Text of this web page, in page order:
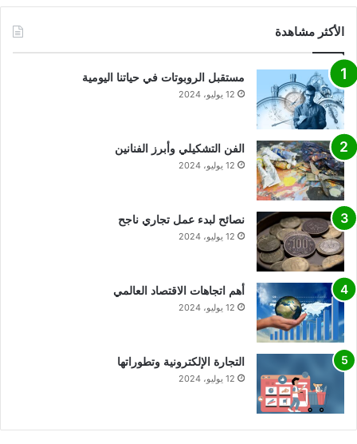
الأكثر مشاهدة
مستقبل الروبوتات في حياتنا اليومية
12 يوليو، 2024
الفن التشكيلي وأبرز الفنانين
12 يوليو، 2024
نصائح لبدء عمل تجاري ناجح
12 يوليو، 2024
أهم اتجاهات الاقتصاد العالمي
12 يوليو، 2024
التجارة الإلكترونية وتطوراتها
12 يوليو، 2024